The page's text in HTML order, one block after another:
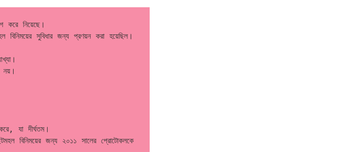
করে নিয়েছে।
সুবিধার জন্য প্রণয়ন করা হয়েছিল।
যা দীর্ঘতম।
বিনিময়ের জন্য ২০১১ সালের প্রোটোকলকে